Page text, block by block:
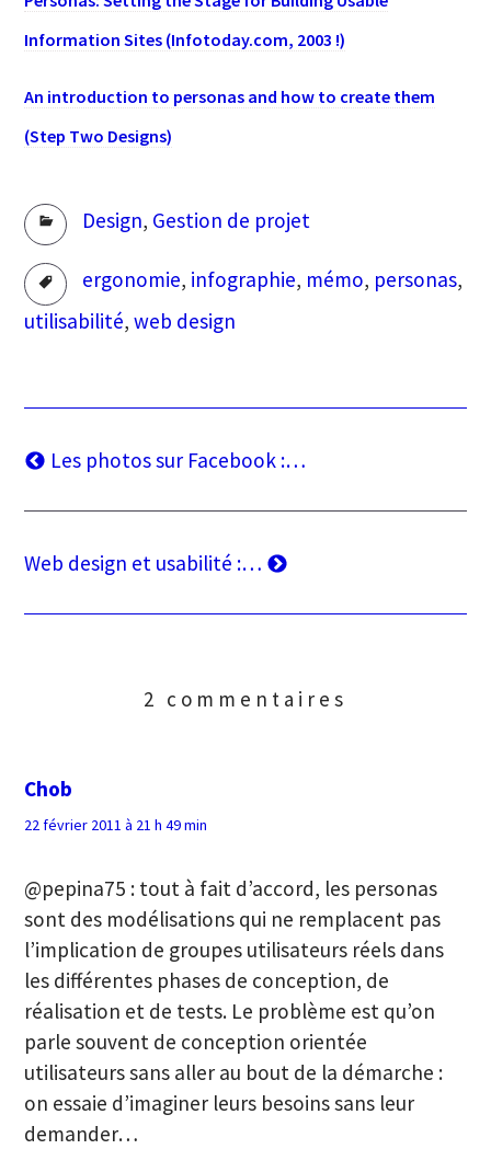
Information Sites (Infotoday.com, 2003 !)
An introduction to personas and how to create them
(Step Two Designs)
RubriquesDesign, Gestion de projet
Tags ergonomie, infographie, mémo, personas,
utilisabilité,web design
Navigation
de
Article
Les photos sur Facebook :…
Article
Web design et usabilité :…
2 commentaires
Chob
22 février 2011 à 21 h 49 min
@pepina75 : tout à fait d’accord, les personas
sont des modélisations qui ne remplacent pas
l’implication de groupes utilisateurs réels dans
les différentes phases de conception, de
réalisation et de tests. Le problème est qu’on
parle souvent de conception orientée
utilisateurs sans aller au bout de la démarche :
on essaie d’imaginer leurs besoins sans leur
demander…